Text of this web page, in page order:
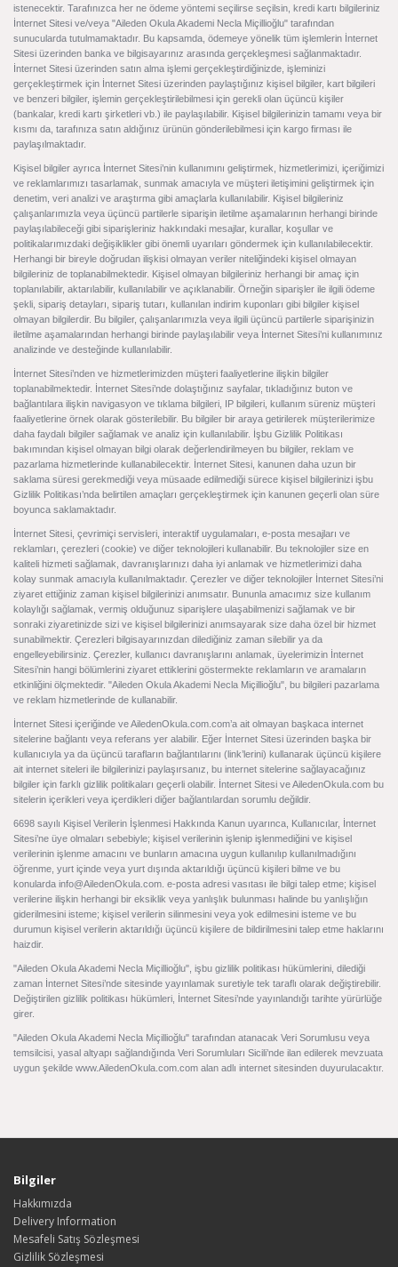
istenecektir. Tarafınızca her ne ödeme yöntemi seçilirse seçilsin, kredi kartı bilgileriniz
İnternet Sitesi ve/veya "Aileden Okula Akademi Necla Miçillioğlu" tarafından
sunucularda tutulmamaktadır. Bu kapsamda, ödemeye yönelik tüm işlemlerin İnternet
Sitesi üzerinden banka ve bilgisayarınız arasında gerçekleşmesi sağlanmaktadır.
İnternet Sitesi üzerinden satın alma işlemi gerçekleştirdiğinizde, işleminizi
gerçekleştirmek için İnternet Sitesi üzerinden paylaştığınız kişisel bilgiler, kart bilgileri
ve benzeri bilgiler, işlemin gerçekleştirilebilmesi için gerekli olan üçüncü kişiler
(bankalar, kredi kartı şirketleri vb.) ile paylaşılabilir. Kişisel bilgilerinizin tamamı veya bir
kısmı da, tarafınıza satın aldığınız ürünün gönderilebilmesi için kargo firması ile
paylaşılmaktadır.
Kişisel bilgiler ayrıca İnternet Sitesi’nin kullanımını geliştirmek, hizmetlerimizi, içeriğimizi
ve reklamlarımızı tasarlamak, sunmak amacıyla ve müşteri iletişimini geliştirmek için
denetim, veri analizi ve araştırma gibi amaçlarla kullanılabilir. Kişisel bilgileriniz
çalışanlarımızla veya üçüncü partilerle siparişin iletilme aşamalarının herhangi birinde
paylaşılabileceği gibi siparişleriniz hakkındaki mesajlar, kurallar, koşullar ve
politikalarımızdaki değişiklikler gibi önemli uyarıları göndermek için kullanılabilecektir.
Herhangi bir bireyle doğrudan ilişkisi olmayan veriler niteliğindeki kişisel olmayan
bilgileriniz de toplanabilmektedir. Kişisel olmayan bilgileriniz herhangi bir amaç için
toplanılabilir, aktarılabilir, kullanılabilir ve açıklanabilir. Örneğin siparişler ile ilgili ödeme
şekli, sipariş detayları, sipariş tutarı, kullanılan indirim kuponları gibi bilgiler kişisel
olmayan bilgilerdir. Bu bilgiler, çalışanlarımızla veya ilgili üçüncü partilerle siparişinizin
iletilme aşamalarından herhangi birinde paylaşılabilir veya İnternet Sitesi’ni kullanımınız
analizinde ve desteğinde kullanılabilir.
İnternet Sitesi’nden ve hizmetlerimizden müşteri faaliyetlerine ilişkin bilgiler
toplanabilmektedir. İnternet Sitesi’nde dolaştığınız sayfalar, tıkladığınız buton ve
bağlantılara ilişkin navigasyon ve tıklama bilgileri, IP bilgileri, kullanım süreniz müşteri
faaliyetlerine örnek olarak gösterilebilir. Bu bilgiler bir araya getirilerek müşterilerimize
daha faydalı bilgiler sağlamak ve analiz için kullanılabilir. İşbu Gizlilik Politikası
bakımından kişisel olmayan bilgi olarak değerlendirilmeyen bu bilgiler, reklam ve
pazarlama hizmetlerinde kullanabilecektir. İnternet Sitesi, kanunen daha uzun bir
saklama süresi gerekmediği veya müsaade edilmediği sürece kişisel bilgilerinizi işbu
Gizlilik Politikası’nda belirtilen amaçları gerçekleştirmek için kanunen geçerli olan süre
boyunca saklamaktadır.
İnternet Sitesi, çevrimiçi servisleri, interaktif uygulamaları, e-posta mesajları ve
reklamları, çerezleri (cookie) ve diğer teknolojileri kullanabilir. Bu teknolojiler size en
kaliteli hizmeti sağlamak, davranışlarınızı daha iyi anlamak ve hizmetlerimizi daha
kolay sunmak amacıyla kullanılmaktadır. Çerezler ve diğer teknolojiler İnternet Sitesi’ni
ziyaret ettiğiniz zaman kişisel bilgilerinizi anımsatır. Bununla amacımız size kullanım
kolaylığı sağlamak, vermiş olduğunuz siparişlere ulaşabilmenizi sağlamak ve bir
sonraki ziyaretinizde sizi ve kişisel bilgilerinizi anımsayarak size daha özel bir hizmet
sunabilmektir. Çerezleri bilgisayarınızdan dilediğiniz zaman silebilir ya da
engelleyebilirsiniz. Çerezler, kullanıcı davranışlarını anlamak, üyelerimizin İnternet
Sitesi’nin hangi bölümlerini ziyaret ettiklerini göstermekte reklamların ve aramaların
etkinliğini ölçmektedir. "Aileden Okula Akademi Necla Miçillioğlu", bu bilgileri pazarlama
ve reklam hizmetlerinde de kullanabilir.
İnternet Sitesi içeriğinde ve AiledenOkula.com.com’a ait olmayan başkaca internet
sitelerine bağlantı veya referans yer alabilir. Eğer İnternet Sitesi üzerinden başka bir
kullanıcıyla ya da üçüncü tarafların bağlantılarını (link’lerini) kullanarak üçüncü kişilere
ait internet siteleri ile bilgilerinizi paylaşırsanız, bu internet sitelerine sağlayacağınız
bilgiler için farklı gizlilik politikaları geçerli olabilir. İnternet Sitesi ve AiledenOkula.com bu
sitelerin içerikleri veya içerdikleri diğer bağlantılardan sorumlu değildir.
6698 sayılı Kişisel Verilerin İşlenmesi Hakkında Kanun uyarınca, Kullanıcılar, İnternet
Sitesi’ne üye olmaları sebebiyle; kişisel verilerinin işlenip işlenmediğini ve kişisel
verilerinin işlenme amacını ve bunların amacına uygun kullanılıp kullanılmadığını
öğrenme, yurt içinde veya yurt dışında aktarıldığı üçüncü kişileri bilme ve bu
konularda info@AiledenOkula.com. e-posta adresi vasıtası ile bilgi talep etme; kişisel
verilerine ilişkin herhangi bir eksiklik veya yanlışlık bulunması halinde bu yanlışlığın
giderilmesini isteme; kişisel verilerin silinmesini veya yok edilmesini isteme ve bu
durumun kişisel verilerin aktarıldığı üçüncü kişilere de bildirilmesini talep etme haklarını
haizdir.
"Aileden Okula Akademi Necla Miçillioğlu", işbu gizlilik politikası hükümlerini, dilediği
zaman İnternet Sitesi’nde sitesinde yayınlamak suretiyle tek taraflı olarak değiştirebilir.
Değiştirilen gizlilik politikası hükümleri, İnternet Sitesi’nde yayınlandığı tarihte yürürlüğe
girer.
"Aileden Okula Akademi Necla Miçillioğlu" tarafından atanacak Veri Sorumlusu veya
temsilcisi, yasal altyapı sağlandığında Veri Sorumluları Sicili’nde ilan edilerek mevzuata
uygun şekilde www.AiledenOkula.com.com alan adlı internet sitesinden duyurulacaktır.
Bilgiler
Hakkımızda
Delivery Information
Mesafeli Satış Sözleşmesi
Gizlilik Sözleşmesi